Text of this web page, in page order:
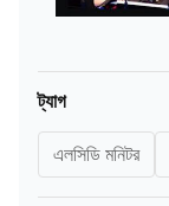
ট্যাগ
এলসিডি মনিটর